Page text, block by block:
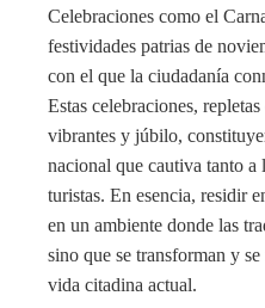
Celebraciones como el
festividades patrias de
con el que la ciudadanía
Estas celebraciones,
vibrantes y júbilo,
nacional que cautiva tanto a
turistas. En esencia, residir
en un ambiente donde las
sino que se transforman y
vida citadina actual.